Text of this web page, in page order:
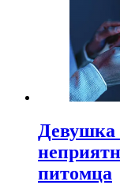
Девушка
питомца